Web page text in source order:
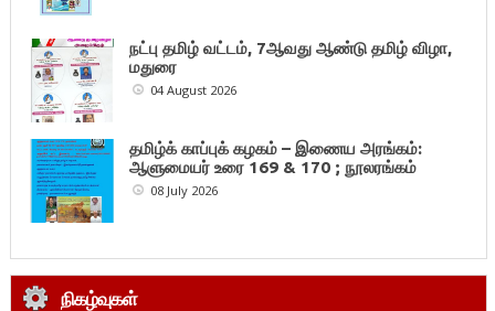
நட்பு தமிழ் வட்டம், 7ஆவது ஆண்டு தமிழ் விழா,
மதுரை
04 August 2026
தமிழ்க் காப்புக் கழகம் – இணைய அரங்கம்:
ஆளுமையர் உரை 169 & 170 ; நூலரங்கம்
08 July 2026
நிகழ்வுகள்